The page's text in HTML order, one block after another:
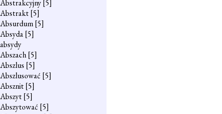
Abstrakcyjny[5]
Abstrakt[5]
Absurdum[5]
Absyda[5]
absydy
Abszach[5]
Abszlus [5]
Abszlusować [5]
Absznit[5]
Abszyt[5]
Abszytować [5]